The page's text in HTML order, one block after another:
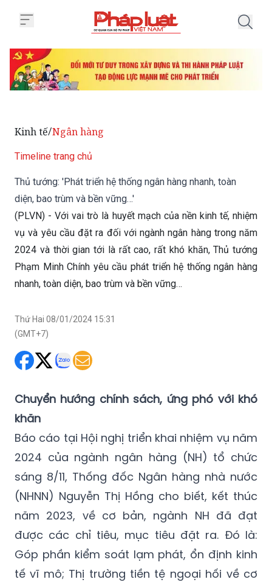
Kinh tế/Ngân hàng
Timeline trang chủ
Thủ tướng: 'Phát triển hệ thống ngân hàng nhanh, toàn
diện, bao trùm và bền vững…'
(PLVN) - Với vai trò là huyết mạch của nền kinh tế, nhiệm
vụ và yêu cầu đặt ra đối với ngành ngân hàng trong năm
2024 và thời gian tới là rất cao, rất khó khăn, Thủ tướng
Phạm Minh Chính yêu cầu phát triển hệ thống ngân hàng
nhanh, toàn diện, bao trùm và bền vững…
Thứ Hai 08/01/2024 15:31
(GMT+7)
Chuyển hướng chính sách, ứng phó với khó
khăn
Báo cáo tại Hội nghị triển khai nhiệm vụ năm
2024 của ngành ngân hàng (NH) tổ chức
sáng 8/11, Thống đốc Ngân hàng nhà nước
(NHNN) Nguyễn Thị Hồng cho biết, kết thúc
năm 2023, về cơ bản, ngành NH đã đạt
được các chỉ tiêu, mục tiêu đặt ra. Đó là:
Góp phần kiểm soát lạm phát, ổn định kinh
tế vĩ mô; Thị trường tiền tệ ngoại hối về cơ